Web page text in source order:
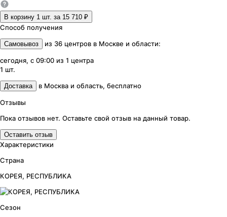
В корзину 1 шт. за 15 710 ₽
Способ получения
Самовывоз из 36 центров в Москве и области:
сегодня, с 09:00 из 1 центра
1 шт.
Доставка в Москва и область, бесплатно
Отзывы
Пока отзывов нет. Оставьте свой отзыв на данный товар.
Оставить отзыв
Характеристики
Страна
КОРЕЯ, РЕСПУБЛИКА
Сезон